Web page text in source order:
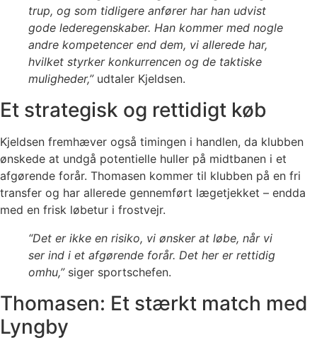
trup, og som tidligere anfører har han udvist
gode lederegenskaber. Han kommer med nogle
andre kompetencer end dem, vi allerede har,
hvilket styrker konkurrencen og de taktiske
muligheder,”udtaler Kjeldsen.
Et strategisk og rettidigt køb
Kjeldsen fremhæver også timingen i handlen, da klubben
ønskede at undgå potentielle huller på midtbanen i et
afgørende forår. Thomasen kommer til klubben på en fri
transfer og har allerede gennemført lægetjekket – endda
med en frisk løbetur i frostvejr.
“Det er ikke en risiko, vi ønsker at løbe, når vi
ser ind i et afgørende forår. Det her er rettidig
omhu,”siger sportschefen.
Thomasen: Et stærkt match med
Lyngby